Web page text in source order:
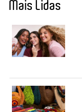
Mais Lidas